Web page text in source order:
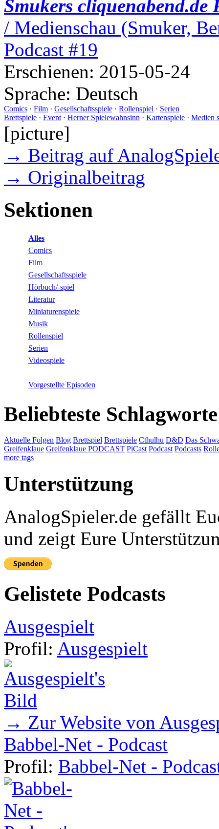
Smukers cliquenabend.de
/ Medienschau (Smuker,
Podcast #19
Erschienen: 2015-05-24
Sprache: Deutsch
Comics · Film · Gesellschaftsspiele · Rollenspiel · Serien
Brettspiele · Event · Herner Spielewahnsinn · Kartenspiele · Medien
[picture]
→ Beitrag auf
→ Originalbeitrag
Sektionen
Alles
Comics
Film
Gesellschaftsspiele
Hörbuch/-spiel
Literatur
Miniaturenspiele
Musik
Rollenspiel
Serien
Videospiele
Vorgestellte Episoden
Beliebteste Schlagworte
Aktuelle Folgen Blog Brettspiel Brettspiele Cthulhu D&D Das
Greifenklaue Greifenklaue PODCAST PiCast Podcast Podcasts
more tags
Unterstützung
AnalogSpieler.de gefällt
und zeigt Eure
Gelistete Podcasts
Ausgespielt
Profil: Ausgespielt
→ Zur Website von
Babbel-Net - Podcast
Profil: Babbel-Net -